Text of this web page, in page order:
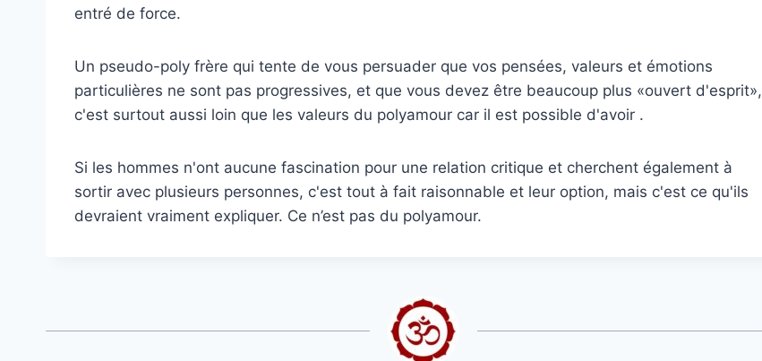
entré de force.
Un pseudo-poly frère qui tente de vous persuader que vos pensées, valeurs et émotions
particulières ne sont pas progressives, et que vous devez être beaucoup plus «ouvert d'esprit»,
c'est surtout aussi loin que les valeurs du polyamour car il est possible d'avoir .
Si les hommes n'ont aucune fascination pour une relation critique et cherchent également à
sortir avec plusieurs personnes, c'est tout à fait raisonnable et leur option, mais c'est ce qu'ils
devraient vraiment expliquer. Ce n’est pas du polyamour.